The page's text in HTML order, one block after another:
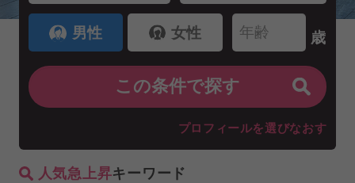
男性 女性 歳
プロフィールを選びなおす
人気急上昇キーワード